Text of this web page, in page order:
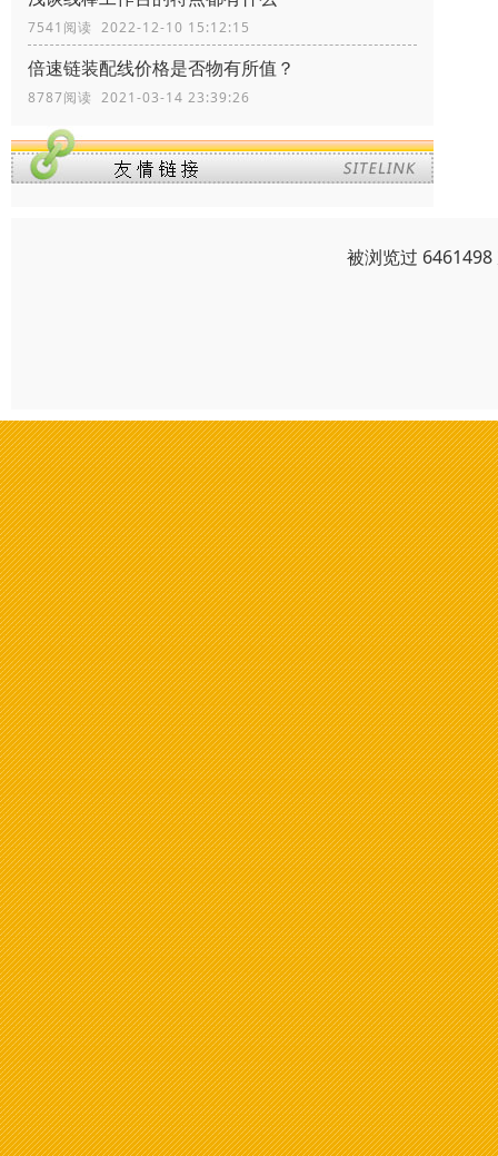
7541阅读 2022-12-10 15:12:15
倍速链装配线价格是否物有所值？
8787阅读 2021-03-14 23:39:26
被浏览过